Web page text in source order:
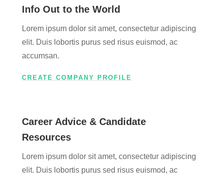
Info Out to the World
Lorem ipsum dolor sit amet, consectetur adipiscing
elit. Duis lobortis purus sed risus euismod, ac
accumsan.
CREATE COMPANY PROFILE
Career Advice & Candidate
Resources
Lorem ipsum dolor sit amet, consectetur adipiscing
elit. Duis lobortis purus sed risus euismod, ac